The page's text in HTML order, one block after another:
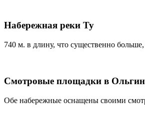
Набережная реки Ту
740 м. в длину, что существенно
Смотровые площадки в
Обе набережные оснащены своими